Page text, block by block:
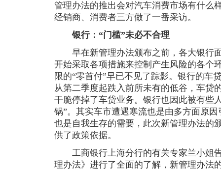
管理办法的推出会对汽车消费市场有什么
经销商、消费者三方做了一番采访。
银行：“门槛”未必不合理
早在新管理办法颁布之前，各大银行
开始采取各项措施来控制产生风险的各个
限的“零首付”早已不见了踪影。银行的车
从第二季度起跌入前所未有的低谷，车贷
干脆停掉了车贷业务。银行也因此被有些
锅”。其实车市遭遇寒流也是由多方面原
也是自我生存的需要，此次新管理办法的
供了政策依据。
工商银行上海分行的有关专家兰小姐
理办法》进行了全面的了解，新管理办法